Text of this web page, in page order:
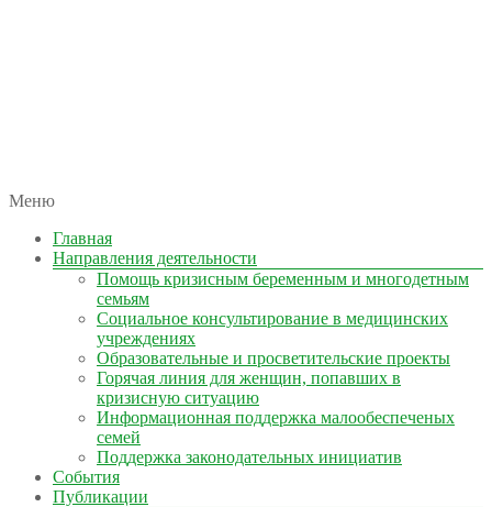
КОЛЫМА — ЗА ЖИЗНЬ
автономная некоммерческая организация
Меню
Главная
Направления деятельности
Помощь кризисным беременным и многодетным
семьям
Социальное консультирование в медицинских
учреждениях
Образовательные и просветительские проекты
Горячая линия для женщин, попавших в
кризисную ситуацию
Информационная поддержка малообеспеченых
семей
Поддержка законодательных инициатив
События
Публикации